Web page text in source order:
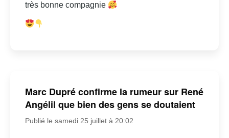
très bonne compagnie
Marc Dupré confirme la rumeur sur René
Angélil que bien des gens se doutaient
Publié le samedi 25 juillet à 20:02